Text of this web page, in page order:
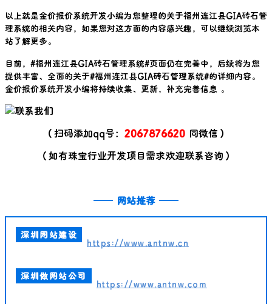
以上就是金价报价系统开发小编为您整理的关于福州连江县GIA砖石管
理系统的相关内容，如果您对这方面的内容感兴趣，可以继续浏览本
站了解更多。
目前，#福州连江县GIA砖石管理系统#页面仍在完善中，后续将为您
提供丰富、全面的关于#福州连江县GIA砖石管理系统#的详细内容。
金价报价系统开发小编将持续收集、更新，补充完善信息 。
（扫码添加qq号： 2067876620 同微信）
（如有珠宝行业开发项目需求欢迎联系咨询）
—— 网站推荐 ——
深圳网站建设
https://www.antnw.cn
深圳做网站公司
https://www.antnw.com